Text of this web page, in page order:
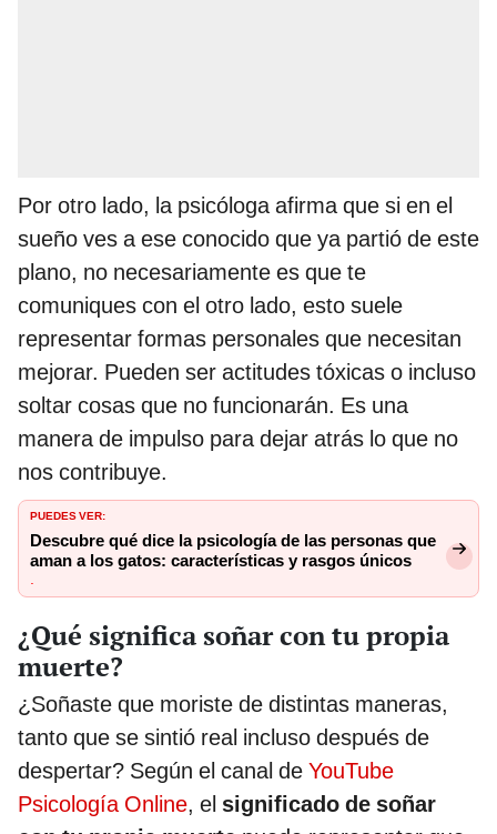
Por otro lado, la psicóloga afirma que si en el
sueño ves a ese conocido que ya partió de este
plano, no necesariamente es que te
comuniques con el otro lado, esto suele
representar formas personales que necesitan
mejorar. Pueden ser actitudes tóxicas o incluso
soltar cosas que no funcionarán. Es una
manera de impulso para dejar atrás lo que no
nos contribuye.
PUEDES VER:
Descubre qué dice la psicología de las personas que
aman a los gatos: características y rasgos únicos
¿Qué significa soñar con tu propia
muerte?
¿Soñaste que moriste de distintas maneras,
tanto que se sintió real incluso después de
despertar? Según el canal de YouTube
Psicología Online, el significado de soñar